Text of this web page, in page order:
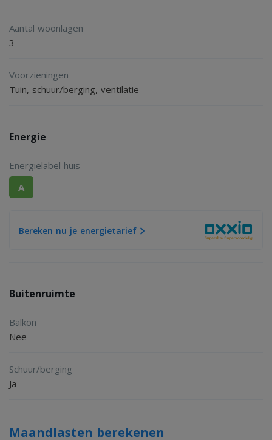
- Stadsverwarming met vloerverwarming begane grond;
- Uitbouw aan de achterzijde;
- Oplevering in overleg.
Aantal woonlagen
3
Voorzieningen
Tuin, schuur/berging, ventilatie
Energie
Energielabel huis
A
Bereken nu je energietarief
Buitenruimte
Balkon
Nee
Schuur/berging
Ja
Maandlasten berekenen